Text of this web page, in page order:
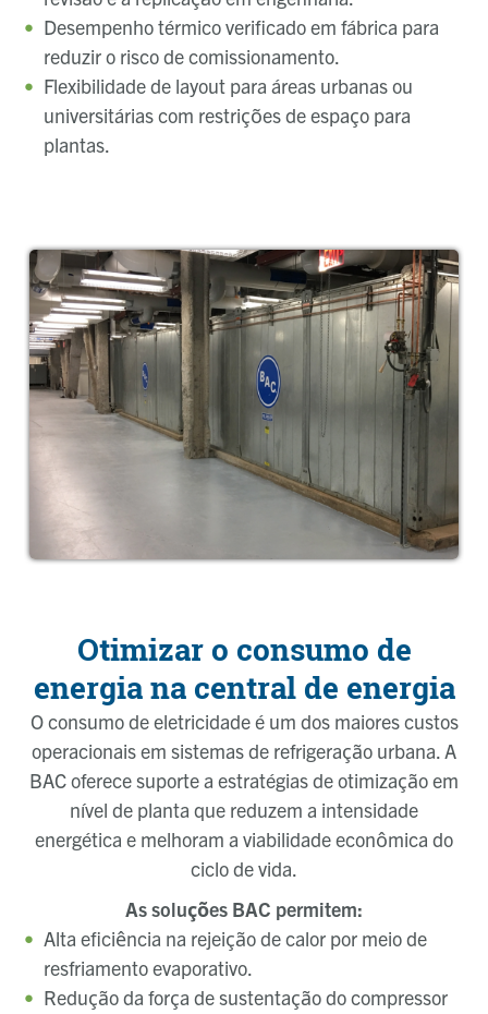
Desempenho térmico verificado em fábrica para
reduzir o risco de comissionamento.
Flexibilidade de layout para áreas urbanas ou
universitárias com restrições de espaço para
plantas.
Otimizar o consumo de
energia na central de energia
O consumo de eletricidade é um dos maiores custos
operacionais em sistemas de refrigeração urbana. A
BAC oferece suporte a estratégias de otimização em
nível de planta que reduzem a intensidade
energética e melhoram a viabilidade econômica do
ciclo de vida.
As soluções BAC permitem:
Alta eficiência na rejeição de calor por meio de
resfriamento evaporativo.
Redução da força de sustentação do compressor